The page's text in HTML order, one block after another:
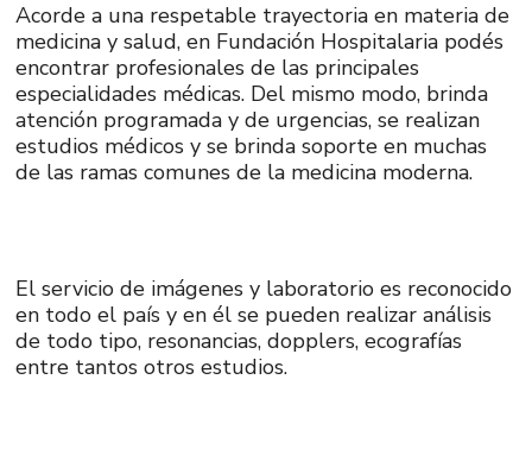
Acorde a una respetable trayectoria en materia de
medicina y salud, en Fundación Hospitalaria podés
encontrar profesionales de las principales
especialidades médicas. Del mismo modo, brinda
atención programada y de urgencias, se realizan
estudios médicos y se brinda soporte en muchas
de las ramas comunes de la medicina moderna.
El servicio de imágenes y laboratorio es reconocido
en todo el país y en él se pueden realizar análisis
de todo tipo, resonancias, dopplers, ecografías
entre tantos otros estudios.